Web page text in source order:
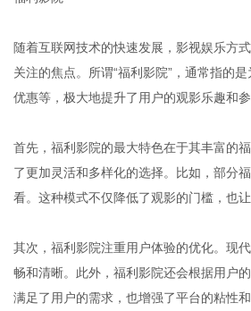
随着互联网技术的快速发展，影视娱乐方
关注的焦点。所谓“福利影院”，通常指的
优惠等，极大地提升了用户的观影乐趣和参
首先，福利影院的最大特色在于其丰富的
了更加灵活和多样化的选择。比如，部分
看。这种模式不仅降低了观影的门槛，也
其次，福利影院注重用户体验的优化。现
畅和清晰。此外，福利影院还会根据用户
满足了用户的需求，也增强了平台的粘性和